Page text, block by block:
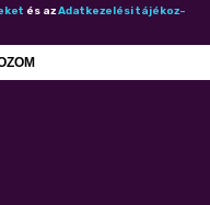
és azAdat­ke­ze­lé­si tá­jé­koz­